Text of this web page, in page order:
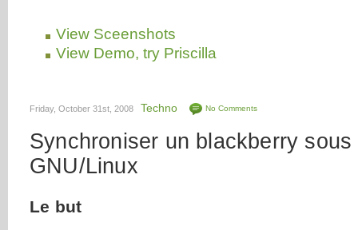
View Sceenshots
View Demo, try Priscilla
Friday, October 31st, 2008 Techno No Comments
Synchroniser un blackberry sous
GNU/Linux
Le but